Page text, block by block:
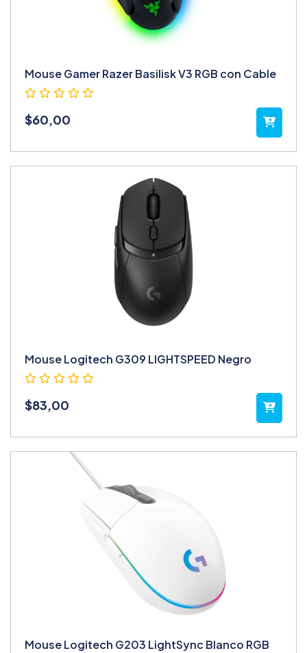
Mouse Gamer Razer Basilisk V3 RGB con Cable
$60,00
Mouse Logitech G309 LIGHTSPEED Negro
$83,00
Mouse Logitech G203 LightSync Blanco RGB